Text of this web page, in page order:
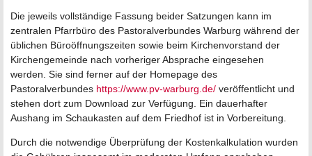
Die jeweils vollständige Fassung beider Satzungen kann im
zentralen Pfarrbüro des Pastoralverbundes Warburg während der
üblichen Büroöffnungszeiten sowie beim Kirchenvorstand der
Kirchengemeinde nach vorheriger Absprache eingesehen
werden. Sie sind ferner auf der Homepage des
Pastoralverbundes https://www.pv-warburg.de/ veröffentlicht und
stehen dort zum Download zur Verfügung. Ein dauerhafter
Aushang im Schaukasten auf dem Friedhof ist in Vorbereitung.
Durch die notwendige Überprüfung der Kostenkalkulation wurden